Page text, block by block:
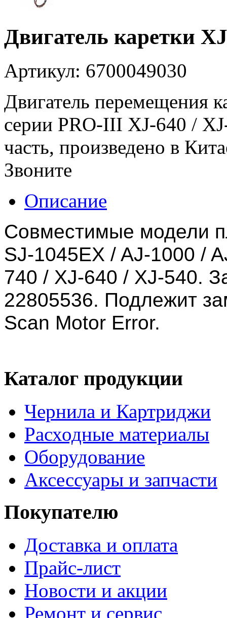
Двигатель каретки
Артикул: 6700049030
Двигатель перемещения
серии PRO-III XJ-640 /
часть, произведено в
Звоните
Описание
Совместимые модели
SJ-1045EX / AJ-1000 /
740 / XJ-640 / XJ-540.
22805536. Подлежит
Scan Motor Error.
Каталог продукции
Чернила и Картриджи
Расходные материалы
Оборудование
Аксессуары и запчасти
Покупателю
Доставка и оплата
Прайс-лист
Новости и акции
Ремонт и сервис